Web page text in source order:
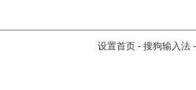
设置首页 - 搜狗输入法 -